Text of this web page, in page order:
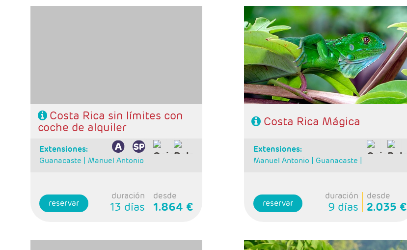
Costa Rica sin límites con
coche de alquiler
extensiones:
Guanacaste | Manuel Antonio
reservar
duración
13 días
desde
1.864 €
- Salidas: Diarias
- Ruta: 1 noche San José, 2 noches Tortuguero,
2 noches Arenal y 2 noches Monteverde.
- Categoría hotelera: Standard, Primera o
Semilujo
- Régimen: 7 desayunos, 3 almuerzos y 2
cenas.
- IMPORTANTE: Si selecciona un vuelo de
regreso anterior a las 15:00hrs tendrá un
suplemento por realizar el traslado en privado
al aeropuerto. Consultar suplemento.
Costa Rica Mágica
extensiones:
Manuel Antonio | Guanacaste |
reservar
duración
9 días
desde
2.035 €